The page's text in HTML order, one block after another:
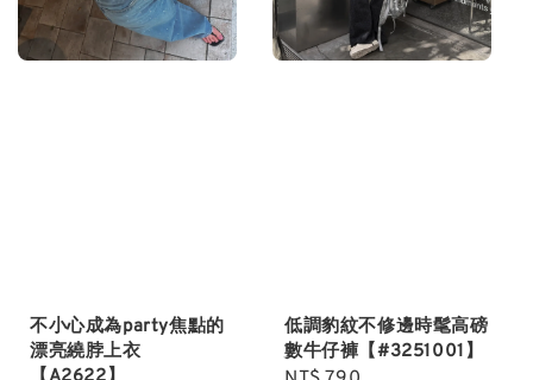
不小心成為party焦點的
漂亮繞脖上衣
低調豹紋不修邊時髦高磅
數牛仔褲【#3251001】